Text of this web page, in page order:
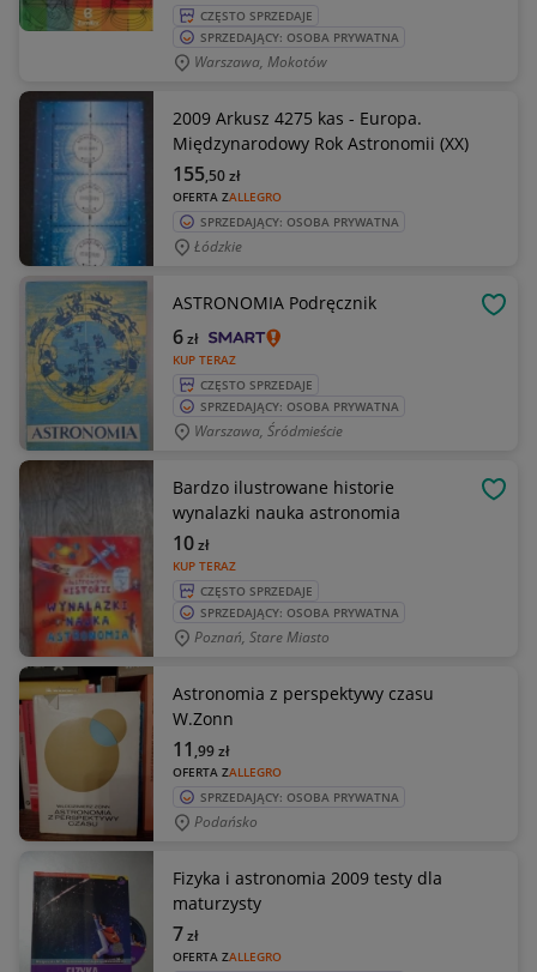
CZĘSTO SPRZEDAJE
SPRZEDAJĄCY: OSOBA PRYWATNA
Warszawa, Mokotów
2009 Arkusz 4275 kas - Europa.
Międzynarodowy Rok Astronomii (XX)
OFERTA ZALLEGRO
155,50zł
SPRZEDAJĄCY: OSOBA PRYWATNA
Łódzkie
ASTRONOMIA Podręcznik
KUP TERAZ
6zł
CZĘSTO SPRZEDAJE
SPRZEDAJĄCY: OSOBA PRYWATNA
Warszawa, Śródmieście
Bardzo ilustrowane historie
wynalazki nauka astronomia
KUP TERAZ
10zł
CZĘSTO SPRZEDAJE
SPRZEDAJĄCY: OSOBA PRYWATNA
Poznań, Stare Miasto
Astronomia z perspektywy czasu
W.Zonn
OFERTA ZALLEGRO
11 ,99zł
SPRZEDAJĄCY: OSOBA PRYWATNA
Podańsko
Fizyka i astronomia 2009 testy dla
maturzysty
OFERTA ZALLEGRO
7zł